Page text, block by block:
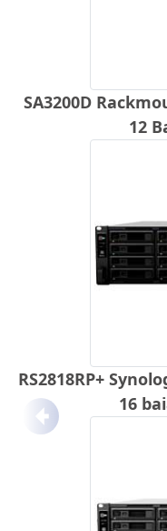
SA3200D
12
RS2818RP+
16
Anterior